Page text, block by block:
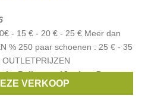
- 15 € - 20 € - 25 € Meer dan
% 250 paar schoenen : 25 € - 35
,Bellerose,Vingino,Pom
VERKOOP